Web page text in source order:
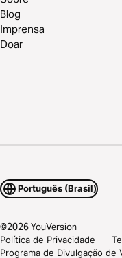
Blog
Imprensa
Doar
Português (Brasil)
©2026YouVersion
Política de Privacidade
Programa de Divulgação de